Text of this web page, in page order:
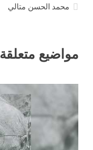
محمد الحسن متالي
مواضيع متعلقة